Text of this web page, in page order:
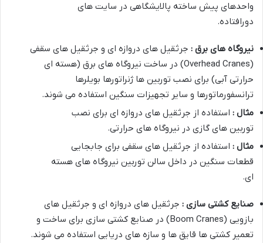
واحدهای پیش ساخته پالایشگاهی در سایت های
دورافتاده.
نیروگاه های برق : جرثقیل های دروازه ای و جرثقیل های سقفی
(Overhead Cranes) در ساخت نیروگاه های برق (هسته ای
حرارتی آبی) برای نصب توربین ها ژنراتورها بویلرها
ترانسفورماتورها و سایر تجهیزات سنگین استفاده می شوند.
مثال : استفاده از جرثقیل های دروازه ای برای نصب
توربین های گازی در نیروگاه های حرارتی.
مثال : استفاده از جرثقیل های سقفی برای جابجایی
قطعات سنگین در داخل سالن توربین نیروگاه های هسته
ای.
صنایع کشتی سازی : جرثقیل های دروازه ای و جرثقیل های
بازویی (Boom Cranes) در صنایع کشتی سازی برای ساخت و
تعمیر کشتی ها قایق ها و سازه های دریایی استفاده می شوند.